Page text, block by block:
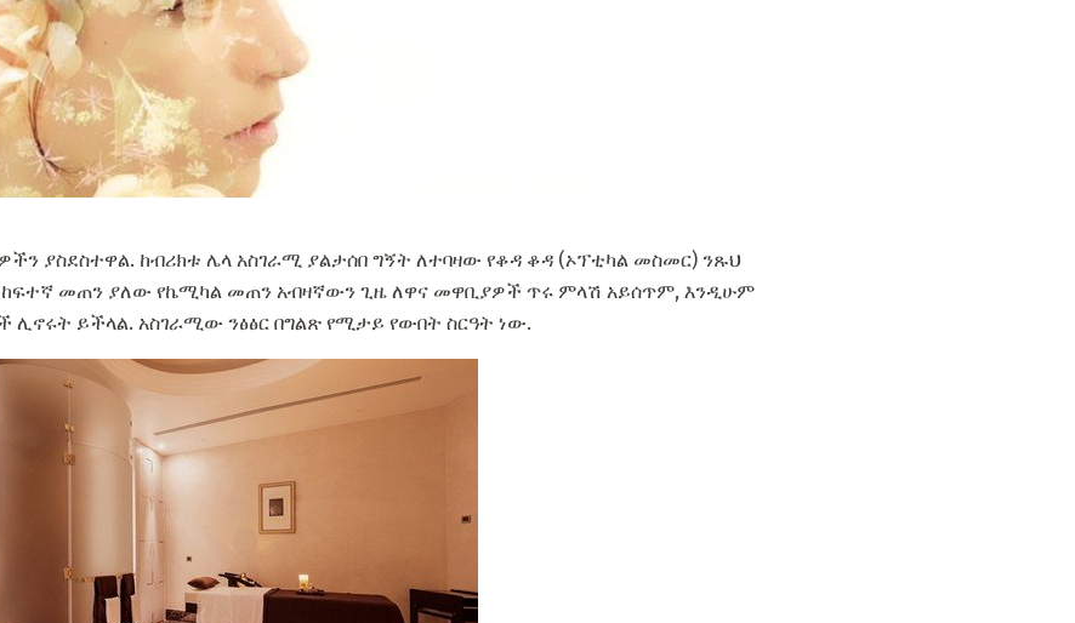
ያስደስተዋል. ከብሪክቱ ሌላ አስገራሚ ያልታሰበ ግኝት ለተባዛው የቆዳ ቆዳ (ኦፕቲካል መስመር) ንጹህ
ከፍተኛ መጠን ያለው የኬሚካል መጠን አብዛኛውን ጊዜ ለዋና መዋቢያዎች ጥሩ ምላሽ አይሰጥም, እንዲሁም
ሊኖሩት ይችላል. አስገራሚው ንፅፅር በግልጽ የሚታይ የውበት ስርዓት ነው.